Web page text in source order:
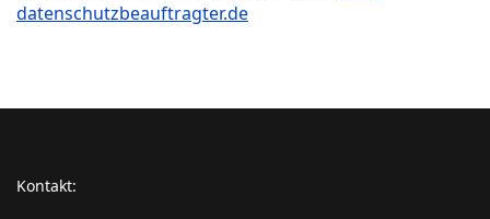
datenschutzbeauftragter.de
Kontakt: